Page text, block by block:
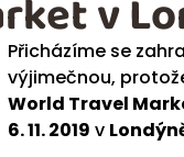
Přicházíme se
výjimečnou,
World Travel
6. 11. 2019 v
v